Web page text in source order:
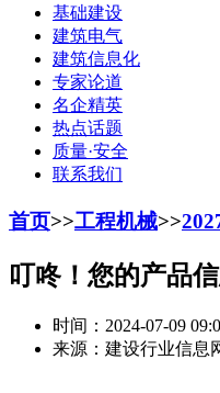
基础建设
建筑电气
建筑信息化
专家论道
名企精英
热点话题
质量·安全
联系我们
首页>>工程机械>>
叮咚！您的产品
时间：2024-07-09
来源：建设行业信息